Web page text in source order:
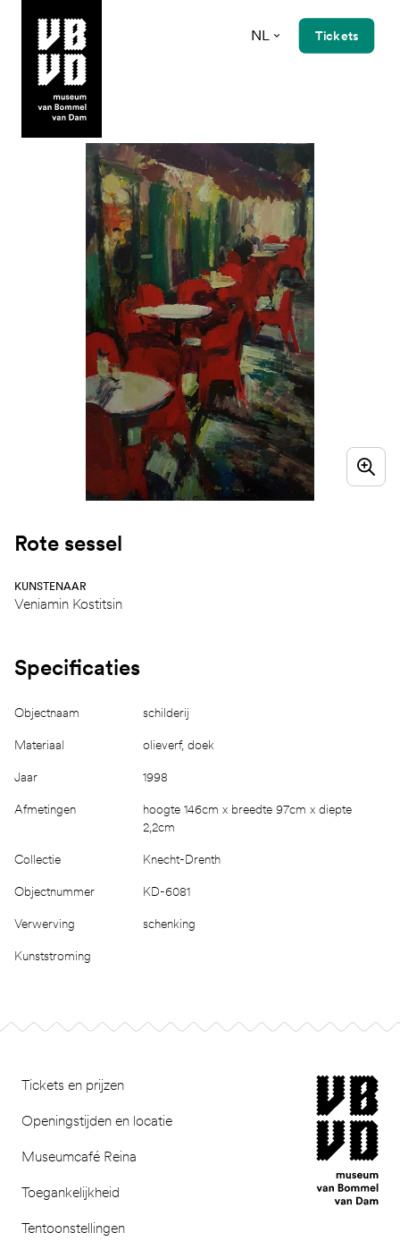
museum van Bommel van Dam
NL Tickets
Rote sessel
KUNSTENAAR
Veniamin Kostitsin
Specificaties
Objectnaam schilderij
Materiaal olieverf, doek
Jaar 1998
Afmetingen
hoogte 146cm x breedte 97cm x diepte
2,2cm
Collectie Knecht-Drenth
Objectnummer KD-6081
Verwerving schenking
Kunststroming
Tickets en prijzen
Openingstijden en locatie
Museumcafé Reina
Toegankelijkheid
Tentoonstellingen
museum van